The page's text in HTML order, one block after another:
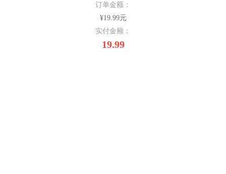
订单金额：
¥19.99元
实付金额：
19.99